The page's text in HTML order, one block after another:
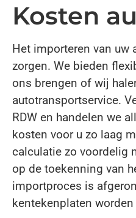
Kosten
Het importeren van uw
zorgen. We bieden
ons brengen of wij
autotransportservice.
RDW en handelen we
kosten voor u zo laag
calculatie zo voordelig
op de toekenning van
importproces is
kentekenplaten